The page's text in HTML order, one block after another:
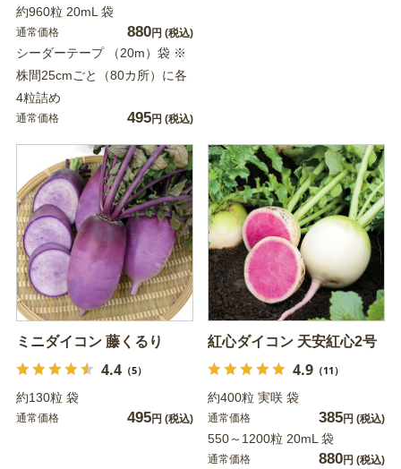
約960粒 20mL 袋
通常価格 880円 (税込)
シーダーテープ （20m）袋 ※
株間25cmごと（80カ所）に各
4粒詰め
通常価格 495円 (税込)
ミニダイコン 藤くるり
4.4（5）
約130粒 袋
通常価格 495円 (税込)
紅心ダイコン 天安紅心2号
4.9（11）
約400粒 実咲 袋
通常価格 385円 (税込)
550～1200粒 20mL 袋
通常価格 880円 (税込)